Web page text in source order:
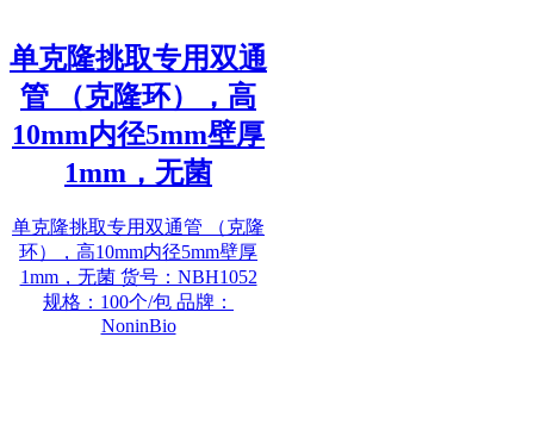
单克隆挑取专用双通
管 （克隆环），高
10mm内径5mm壁厚
1mm，无菌
单克隆挑取专用双通管 （克隆
环），高10mm内径5mm壁厚
1mm，无菌 货号：NBH1052
规格：100个/包 品牌：
NoninBio